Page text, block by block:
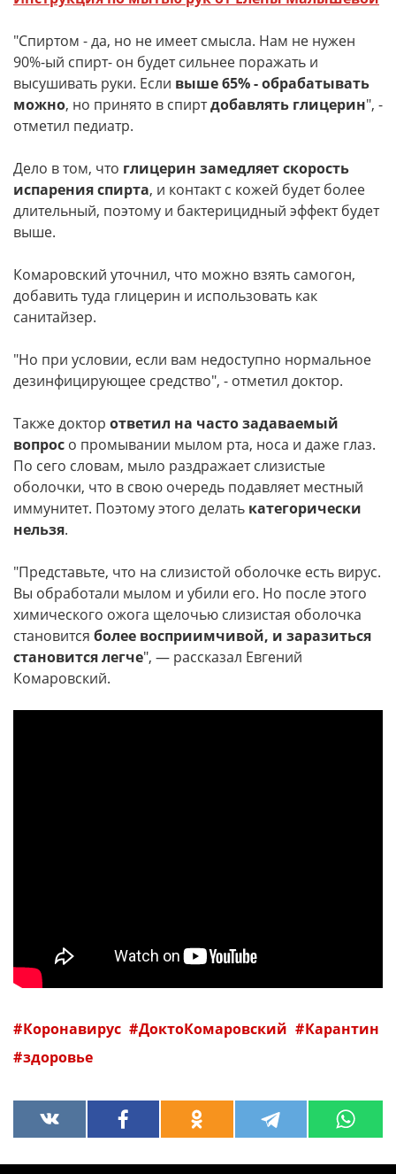
"Спиртом - да, но не имеет смысла. Нам не нужен
90%-ый спирт- он будет сильнее поражать и
высушивать руки. Если выше 65% - обрабатывать
можно, но принято в спиртдобавлять глицерин", -
отметил педиатр.
Дело в том, что глицерин замедляет скорость
испарения спирта, и контакт с кожей будет более
длительный, поэтому и бактерицидный эффект будет
выше.
Комаровский уточнил, что можно взять самогон,
добавить туда глицерин и использовать как
санитайзер.
"Но при условии, если вам недоступно нормальное
дезинфицирующее средство", - отметил доктор.
Также доктор ответил на часто задаваемый
вопрос о промывании мылом рта, носа и даже глаз.
По сего словам, мыло раздражает слизистые
оболочки, что в свою очередь подавляет местный
иммунитет. Поэтому этого делать категорически
нельзя.
"Представьте, что на слизистой оболочке есть вирус.
Вы обработали мылом и убили его. Но после этого
химического ожога щелочью слизистая оболочка
становится более восприимчивой, и заразиться
становится легче", — рассказал Евгений
Комаровский.
Коронавирус ДоктоКомаровский
Карантин
здоровье